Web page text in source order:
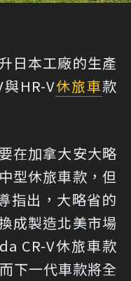
日本工廠的生產
HR-V休旅車款
在加拿大安大略
型休旅車款，但
指出，大略省的
成製造北美市場
CR-V休旅車款
下一代車款將全